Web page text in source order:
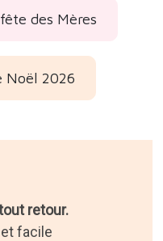
des Mères
Noël 2026
retour.
facile